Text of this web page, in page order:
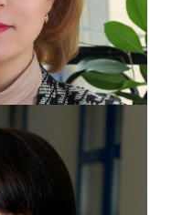
женщинам и детям
тел. 8 (499) 977-17-